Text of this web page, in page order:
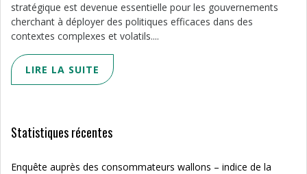
stratégique est devenue essentielle pour les gouvernements
cherchant à déployer des politiques efficaces dans des
contextes complexes et volatils....
LIRE LA SUITE
Statistiques récentes
Enquête auprès des consommateurs wallons – indice de la